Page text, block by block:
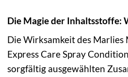
Die Magie der Inhaltsstoffe:
Die Wirksamkeit des Marlies
Express Care Spray
sorgfältig ausgewählten